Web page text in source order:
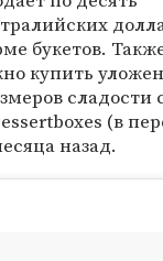
букетов.
купить
(в
назад.